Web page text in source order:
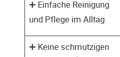
➕ Einfache Reinigung
und Pflege im Alltag
➕ Keine schmutzigen